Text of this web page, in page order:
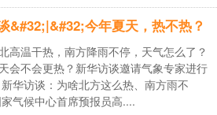
&#32;|&#32;今年夏天，热不热？
高温干热，南方降雨不停，天气怎么了？
会不会更热？新华访谈邀请气象专家进行
华访谈：为啥北方这么热、南方雨不
气候中心首席预报员高....